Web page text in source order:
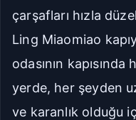
çarşafları hızla
Ling Miaomiao
odasının
yerde, her şeyden
ve karanlık olduğu